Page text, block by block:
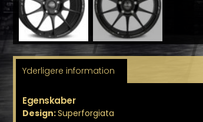
Yderligere information
Egenskaber
Design:Superforgiata